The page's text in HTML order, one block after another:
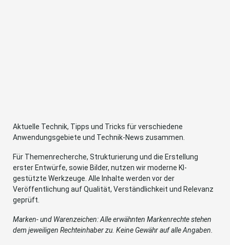
Aktuelle Technik, Tipps und Tricks für verschiedene
Anwendungsgebiete und Technik-News zusammen.
Für Themenrecherche, Strukturierung und die Erstellung
erster Entwürfe, sowie Bilder, nutzen wir moderne KI-
gestützte Werkzeuge. Alle Inhalte werden vor der
Veröffentlichung auf Qualität, Verständlichkeit und Relevanz
geprüft.
Marken- und Warenzeichen: Alle erwähnten Markenrechte stehen
dem jeweiligen Rechteinhaber zu. Keine Gewähr auf alle Angaben.